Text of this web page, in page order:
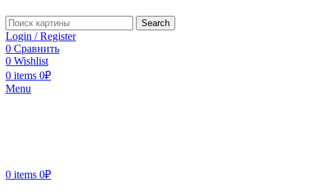
Search
Login / Register
0 Сравнить
0 Wishlist
0 items 0₽
Menu
0 items 0₽